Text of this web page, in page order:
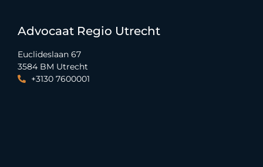
Advocaat Regio Utrecht
Euclideslaan 67
3584 BM Utrecht
+3130 7600001